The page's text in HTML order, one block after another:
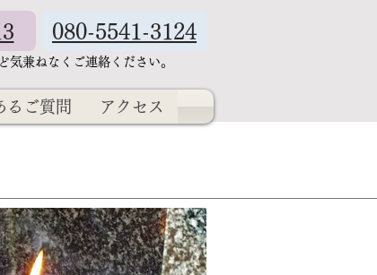
080-5541-3124
兼ねなくご連絡ください。
るご質問 アクセス